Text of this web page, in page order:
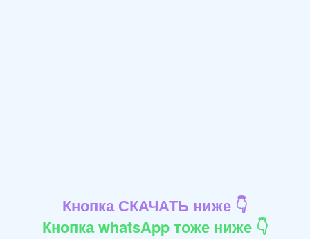
Кнопка СКАЧАТЬ ниже 👇
Кнопка whatsApp тоже ниже 👇